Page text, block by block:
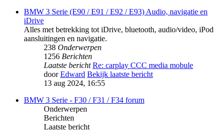
BMW 3 Serie (E90 / E91 / E92 / E93) Audio, navigatie en
iDrive
Alles met betrekking tot iDrive, bluetooth, audio/video, iPod
aansluitingen en navigatie.
238 Onderwerpen
1256 Berichten
Laatste bericht Re: carplay CCC media mobule
doorEdward Bekijk laatste bericht
13 aug 2024, 16:55
BMW 3 Serie - F30 / F31 / F34 forum
Onderwerpen
Berichten
Laatste bericht